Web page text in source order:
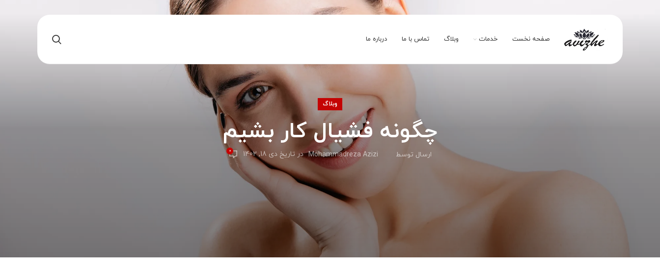
صفحه نخست خدمات وبلاگ تماس با ما درباره ما
وبلاگ
چگونه فشیال کار بشیم
ارسال توسط Mohammadreza Azizi در تاریخ دی 18, 1402 0